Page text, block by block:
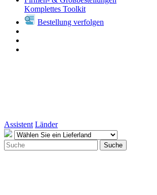
Komplettes Toolkit
Bestellung verfolgen
Assistent Länder
Suche